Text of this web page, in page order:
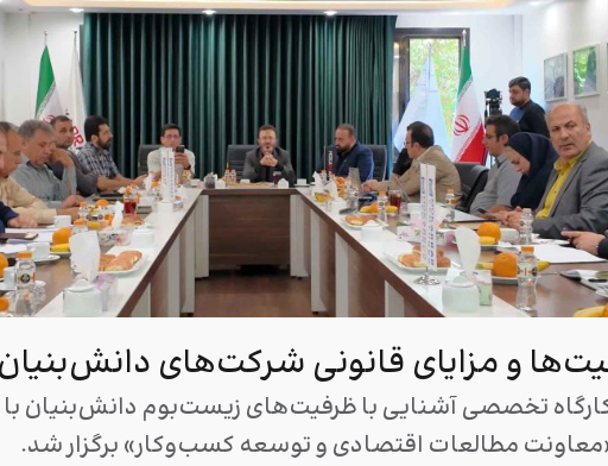
و مزایای قانونی شرکت‌های
تخصصی آشنایی با ظرفیت‌های زیست‌بوم دانش‌بنیان
مطالعات اقتصادی و توسعه کسب‌وکار» برگزار شد.